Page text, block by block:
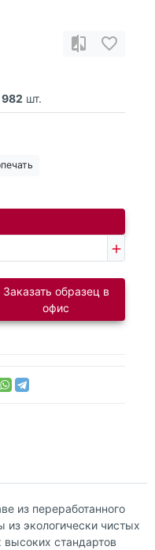
982 шт.
Заказать образец в
офис
из переработанного
из экологически чистых
стандартов